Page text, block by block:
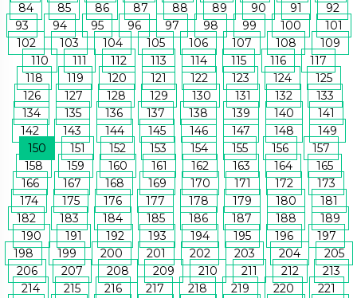
84
85 86 87 88 89 90 91
92
93
94 95 96 97 98 99 100
101
102
103 104 105 106 107 108
109
110
111 112 113 114 115 116
117
118
119 120 121 122 123 124
125
126
127 128 129 130 131 132
133
134
135 136 137 138 139 140
141
142
143 144 145 146 147 148
149
150
151 152 153 154 155 156
157
158
159 160 161 162 163 164
165
166
167 168 169 170 171 172
173
174
175 176 177 178 179 180
181
182
183 184 185 186 187 188
189
190
191 192 193 194 195 196
197
198
199 200 201 202 203 204
205
206
207 208 209 210 211 212
213
214
215 216 217 218 219 220
221